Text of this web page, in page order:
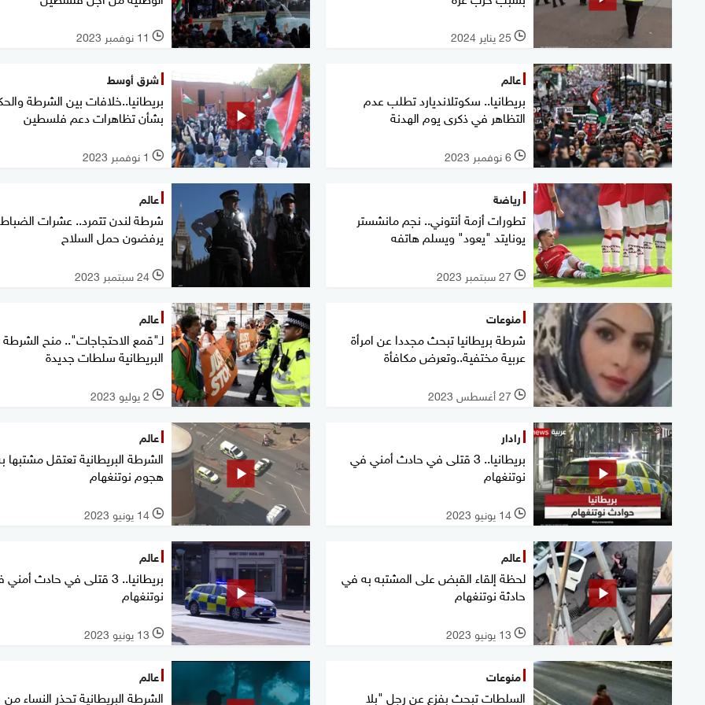
l 25 يناير 2024 l 11 نوفمبر 2023
عالم
بريطانيا.. سكوتلانديارد تطلب عدم
التظاهر في ذكرى يوم الهدنة
l 6 نوفمبر 2023
شرق أوسط
بريطانيا..خلافات بين الشرطة
بشأن تظاهرات دعم فلسطين
l 1 نوفمبر 2023
رياضة
تطورات أزمة أنتوني.. نجم مانشستر
يونايتد "يعود" ويسلم هاتفه
l 27 سبتمبر 2023
عالم
شرطة لندن تتمرد.. عشرات الضباط
يرفضون حمل السلاح
l 24 سبتمبر 2023
منوعات
شرطة بريطانيا تبحث مجددا عن امرأة
عربية مختفية..وتعرض مكافأة
l 27 أغسطس 2023
عالم
لـ"قمع الاحتجاجات".. منح الشرطة
البريطانية سلطات جديدة
l 2 يوليو 2023
رادار
بريطانيا.. 3 قتلى في حادث أمني في
نوتنغهام
l 14 يونيو 2023
عالم
الشرطة البريطانية تعتقل
هجوم نوتنغهام
l 14 يونيو 2023
عالم
لحظة إلقاء القبض على المشتبه به في
حادثة نوتنغهام
l 13 يونيو 2023
عالم
بريطانيا.. 3 قتلى في حادث
نوتنغهام
l 13 يونيو 2023
منوعات
السلطات تبحث بفزع عن رجل "بلا
عالم
الشرطة البريطانية تحذر النساء من